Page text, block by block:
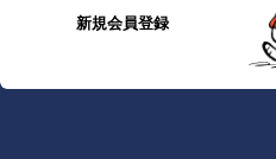
新規会員登録